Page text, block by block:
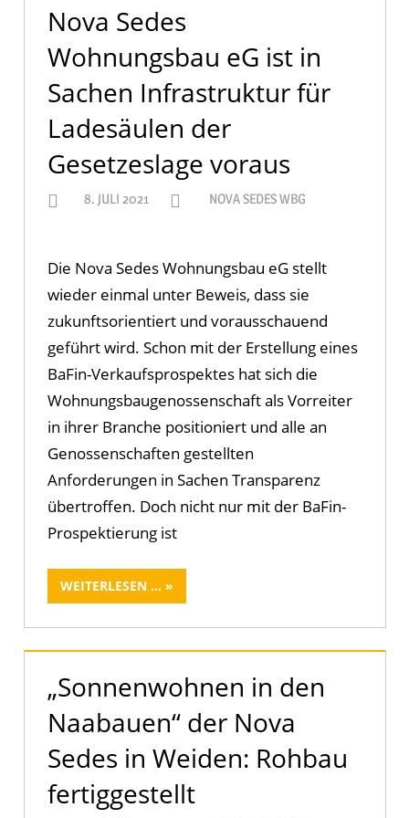
Nova Sedes
Wohnungsbau eG ist in
Sachen Infrastruktur für
Ladesäulen der
Gesetzeslage voraus
8. JULI 2021 NOVA SEDES WBG
Die Nova Sedes Wohnungsbau eG stellt
wieder einmal unter Beweis, dass sie
zukunftsorientiert und vorausschauend
geführt wird. Schon mit der Erstellung eines
BaFin-Verkaufsprospektes hat sich die
Wohnungsbaugenossenschaft als Vorreiter
in ihrer Branche positioniert und alle an
Genossenschaften gestellten
Anforderungen in Sachen Transparenz
übertroffen. Doch nicht nur mit der BaFin-
Prospektierung ist
WEITERLESEN ...
„Sonnenwohnen in den
Naabauen“ der Nova
Sedes in Weiden: Rohbau
fertiggestellt